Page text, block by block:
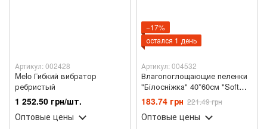
Артикул: 002428
Melo Гибкий вибратор
ребристый
1 252.50 грн/шт.
Оптовые цены
−17%
остался 1 день
Артикул: 004532
Влагопоглощающие пеленки
"Білосніжка" 40*60см "Soft
Normal" (30шт/уп)
183.74 грн 221.49 грн
Оптовые цены